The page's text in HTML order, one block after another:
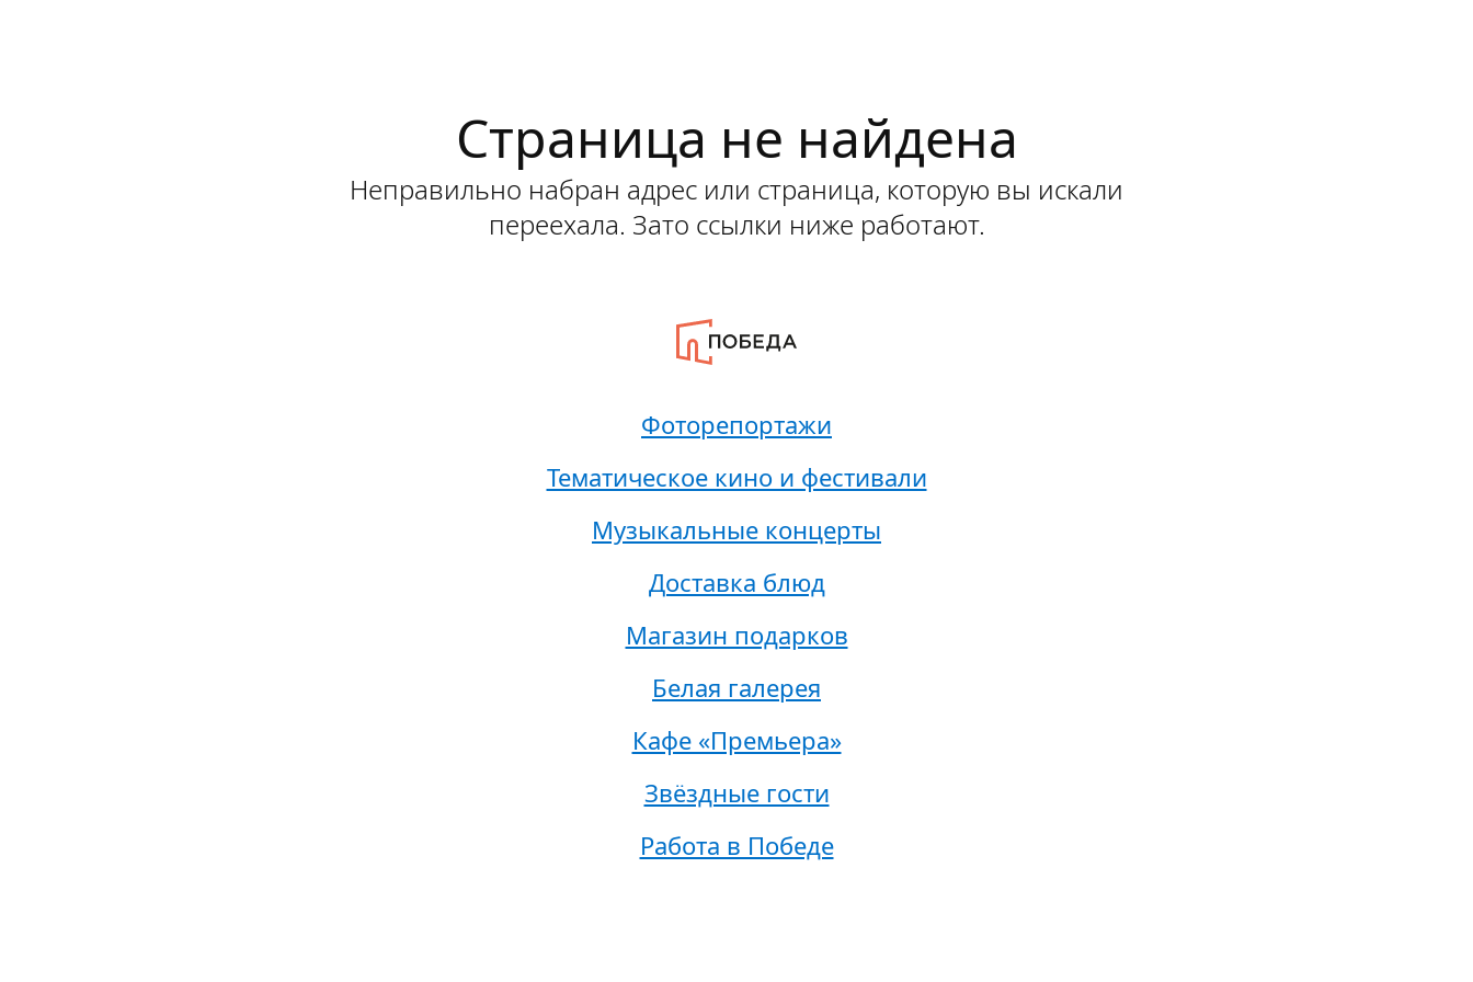
Страница не найдена
Неправильно набран адрес или страница, которую вы искали
переехала. Зато ссылки ниже работают.
Фоторепортажи
Тематическое кино и фестивали
Музыкальные концерты
Доставка блюд
Магазин подарков
Белая галерея
Кафе «Премьера»
Звёздные гости
Работа в Победе